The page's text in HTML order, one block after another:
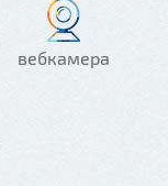
вебкамера